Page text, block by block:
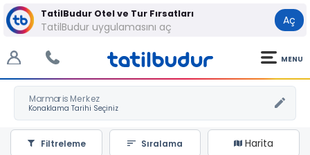
TatilBudur Otel ve Tur Fırsatları
TatilBudur uygulamasını aç Aç
MENU
Marmaris Merkez
Harita
Sıralama
Filtreleme